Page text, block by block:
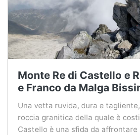
Monte Re di Castello e
e Franco da Malga
Una vetta ruvida, dura e
roccia granitica della quale è
Castello è una sfida da affrontare